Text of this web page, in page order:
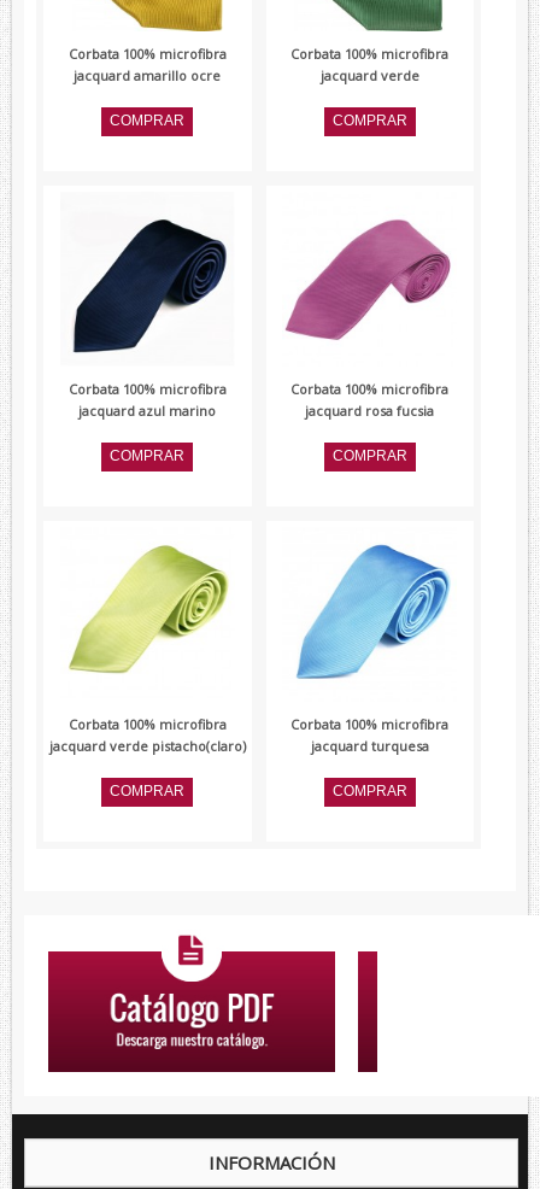
Corbata 100% microfibra
jacquard amarillo ocre
Corbata 100% microfibra
jacquard verde
Corbata 100% microfibra
jacquard azul marino
Corbata 100% microfibra
jacquard rosa fucsia
Corbata 100% microfibra
jacquard verde pistacho(claro)
Corbata 100% microfibra
jacquard turquesa
INFORMACIÓN